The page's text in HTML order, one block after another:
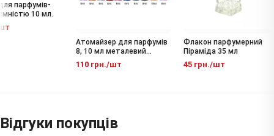
парфумів-
10 мл.
Атомайзер для парфумів
8, 10 мл металевий
флакон-спрей
110 грн./шт
Флакон парфумерний
Піраміда 35 мл
45 грн./шт
Відгуки покупців